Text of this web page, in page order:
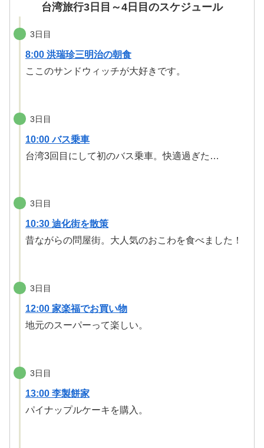
台湾旅行3日目～4日目のスケジュール
3日目
8:00 洪瑞珍三明治の朝食
ここのサンドウィッチが大好きです。
3日目
10:00 バス乗車
台湾3回目にして初のバス乗車。快適過ぎた…
3日目
10:30 迪化街を散策
昔ながらの問屋街。大人気のおこわを食べました！
3日目
12:00 家楽福でお買い物
地元のスーパーって楽しい。
3日目
13:00 李製餅家
パイナップルケーキを購入。